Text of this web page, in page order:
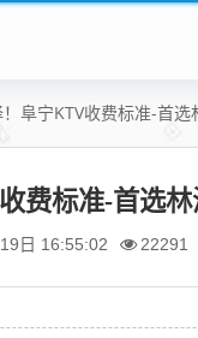
阜宁KTV收费标准-首
费标准-首选
日 16:55:02 22291